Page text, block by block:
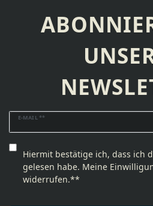
E-MAIL **
Newsletter
Honig
Hiermit bestätige ich, dass ich
gelesen habe. Meine
widerrufen.**